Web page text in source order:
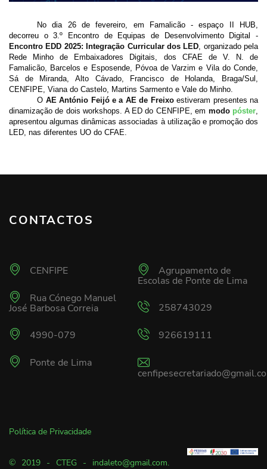
No dia 26 de fevereiro, em Famalicão - espaço II HUB,
decorreu o 3.º Encontro de Equipas de Desenvolvimento Digital -
Encontro EDD 2025: Integração Curricular dos LED , organizado pela
Rede Minho de Embaixadores Digitais, dos CFAE de V. N. de
Famalicão, Barcelos e Esposende, Póvoa de Varzim e Vila do Conde,
Sá de Miranda, Alto Cávado, Francisco de Holanda, Braga/Sul,
CENFIPE, Viana do Castelo, Martins Sarmento e Vale do Minho.
O AE António Feijó e a AE de Freixoestiveram presentes na
dinamização de dois workshops. A ED do CENFIPE, em modo póster
apresentou algumas dinâmicas associadas à utilização e promoção dos
LED, nas diferentes UO do CFAE.
CONTACTOS
CENFIPE
Rua Cónego Manuel
José Barbosa Correia
4990-079
Ponte de Lima
Agrupamento de
Escolas de Ponte de Lima
258743029
926619111
Política de Privacidade
© 2019 - CTEG - indaleto@gmail.com.